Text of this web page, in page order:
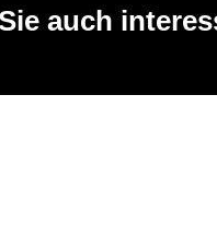
auch